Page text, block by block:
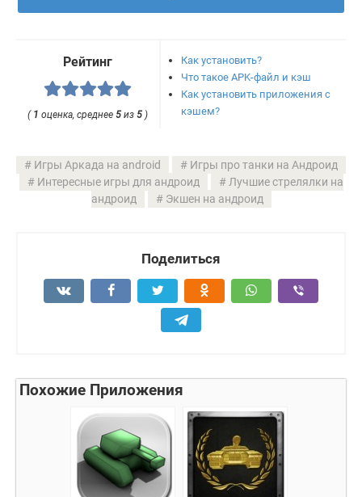
Рейтинг
( 1 оценка, среднее5 из5 )
Как установить?
Что такое APK-файл и кэш
Как установить приложения с
кэшем?
Игры Аркада на android
Игры про танки на Андроид
Интересные игры для андроид
Лучшие стрелялки на
андроид
Экшен на андроид
Поделиться
Похожие Приложения